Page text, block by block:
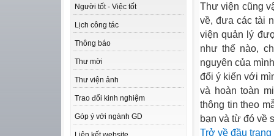
Người tốt - Việc tốt
Lịch công tác
Thông báo
Thư mời
Thư viện ảnh
Trao đổi kinh nghiệm
Góp ý với ngành GD
Thư viện cũng
về, đưa các tài
viện quản lý
như thế nào,
nguyên của
đổi ý kiến với
và hoàn toàn
thông tin theo
bạn và từ đó về
Trở về đầu trang